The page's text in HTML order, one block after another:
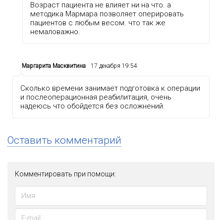
Возраст пациента не влияет ни на что. а
методика Мармара позволяет оперировать
пациентов с любым весом. что так же
немаловажно.
Маргарита Масквитина 17 декабря 19:54
Сколько времени занимает подготовка к операции
и послеоперационная реабилитация, очень
надеюсь что обойдется без осложнений.
Оставить комментарий
Комментировать при помощи: